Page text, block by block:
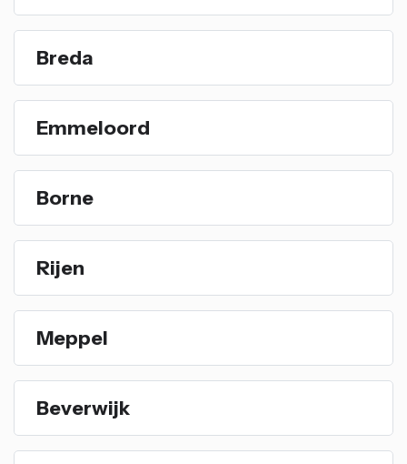
Breda
Emmeloord
Borne
Rijen
Meppel
Beverwijk